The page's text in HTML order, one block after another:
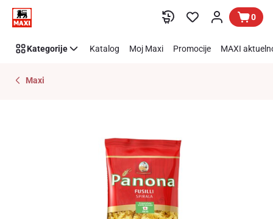
Preskoči link 0
Kategorije Katalog Moj Maxi Promocije MAXI
Maxi